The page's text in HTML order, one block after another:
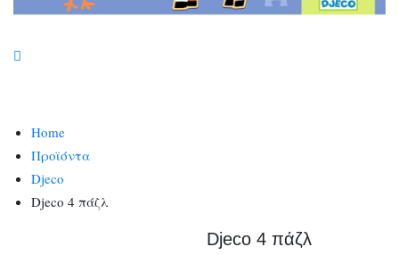
Home
Προϊόντα
Djeco
Djeco 4 πάζλ
Djeco 4 πάζλ